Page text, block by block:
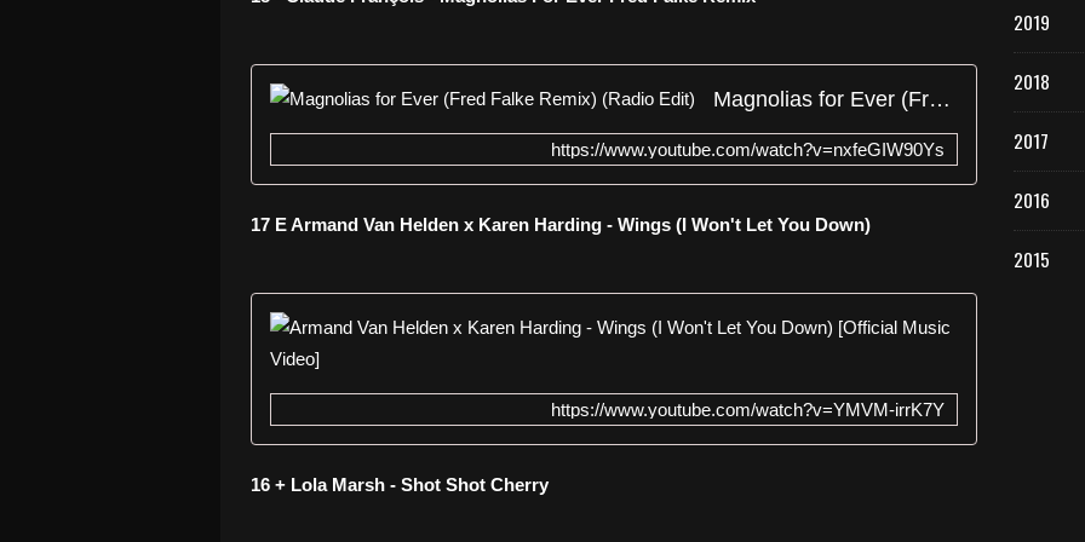
Magnolias for Ever (Fred Falke Remix) (Radio Edit)
https://www.youtube.com/watch?v=nxfeGIW90Ys
17 E Armand Van Helden x Karen Harding - Wings (I Won't Let You Down)
https://www.youtube.com/watch?v=YMVM-irrK7Y
16 + Lola Marsh - Shot Shot Cherry
2019
2018
2017
2016
2015